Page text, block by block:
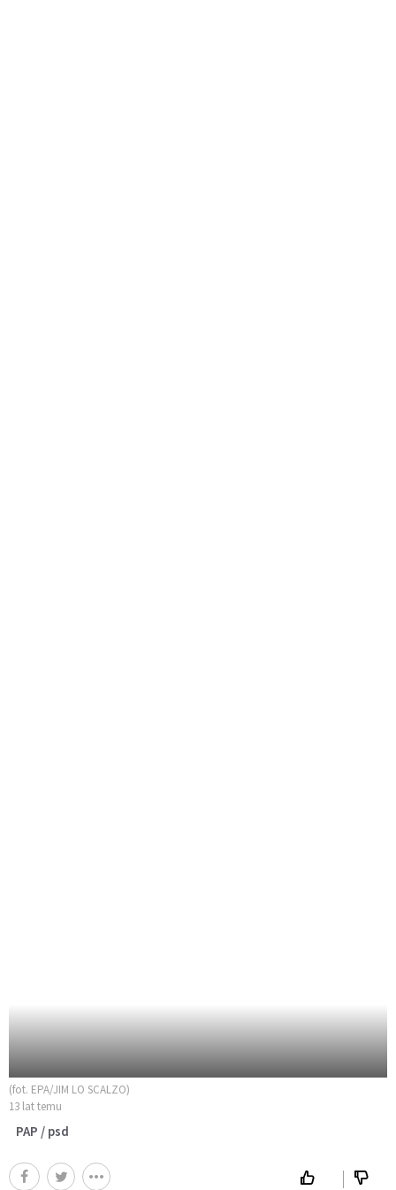
(fot. EPA/JIM LO SCALZO)
13 lat temu
PAP / psd